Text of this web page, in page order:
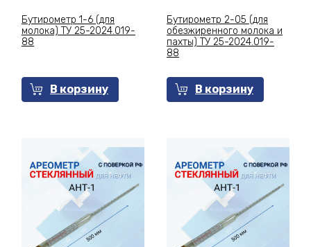
Бутирометр 1-6 (для
молока) ТУ 25-2024.019-
88
В корзину
Бутирометр 2-05 (для
обезжиренного молока и
пахты) ТУ 25-2024.019-
88
В корзину